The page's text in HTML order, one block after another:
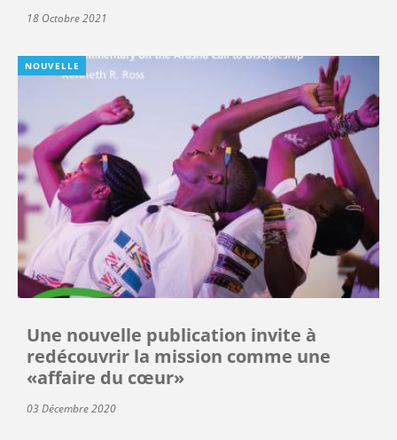
18 Octobre 2021
NOUVELLE
Une nouvelle publication invite à
redécouvrir la mission comme une
«affaire du cœur»
03 Décembre 2020